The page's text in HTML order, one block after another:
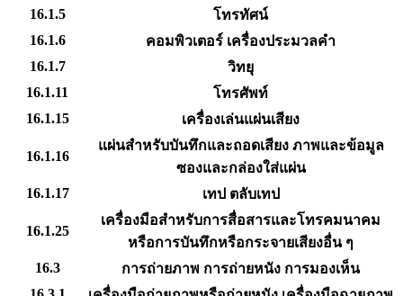
16.1.5
โทรทัศน์
16.1.6
คอมพิวเตอร์ เครื่องประมวลคำ
16.1.7
วิทยุ
16.1.11
โทรศัพท์
16.1.15
เครื่องเล่นแผ่นเสียง
16.1.16
แผ่นสำหรับบันทึกและถอดเสียง ภาพและข้อมูล
ซองและกล่องใส่แผ่น
16.1.17
เทป ตลับเทป
16.1.25
เครื่องมือสำหรับการสื่อสารและโทรคมนาคม
หรือการบันทึกหรือกระจายเสียงอื่น ๆ
16.3
การถ่ายภาพ การถ่ายหนัง การมองเห็น